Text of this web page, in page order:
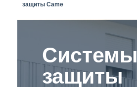
защиты Came
Системы
защиты